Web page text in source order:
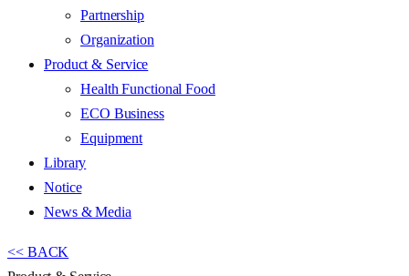
Partnership
Organization
Product & Service
Health Functional Food
ECO Business
Equipment
Library
Notice
News & Media
<< BACK